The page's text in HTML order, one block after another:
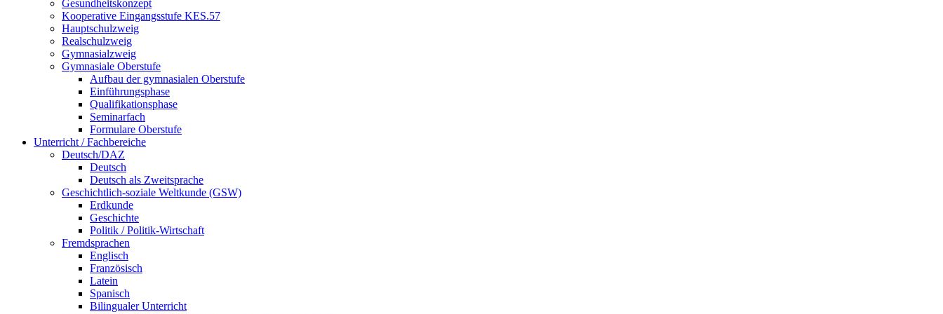
Gesundheitskonzept
Kooperative Eingangsstufe KES.57
Hauptschulzweig
Realschulzweig
Gymnasialzweig
Gymnasiale Oberstufe
Aufbau der gymnasialen Oberstufe
Einführungsphase
Qualifikationsphase
Seminarfach
Formulare Oberstufe
Unterricht / Fachbereiche
Deutsch/DAZ
Deutsch
Deutsch als Zweitsprache
Geschichtlich-soziale Weltkunde (GSW)
Erdkunde
Geschichte
Politik / Politik-Wirtschaft
Fremdsprachen
Englisch
Französisch
Latein
Spanisch
Bilingualer Unterricht